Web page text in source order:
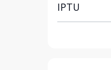
IPTU